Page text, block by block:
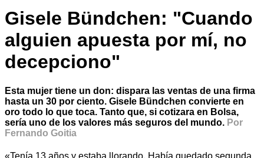
Gisele Bündchen: "Cuando
alguien apuesta por mí, no
decepciono"
Esta mujer tiene un don: dispara las ventas de una firma
hasta un 30 por ciento. Gisele Bündchen convierte en
oro todo lo que toca. Tanto que, si cotizara en Bolsa,
sería uno de los valores más seguros del mundo. Por
Fernando Goitia